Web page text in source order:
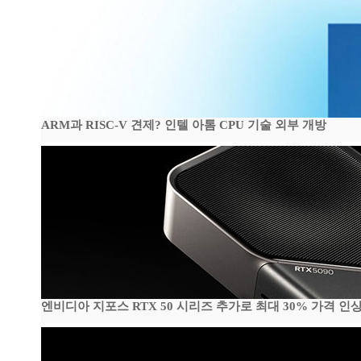
ARM과 RISC-V 견제? 인텔 아톰 CPU 기술 외부 개방
엔비디아 지포스 RTX 50 시리즈 추가로 최대 30% 가격 인